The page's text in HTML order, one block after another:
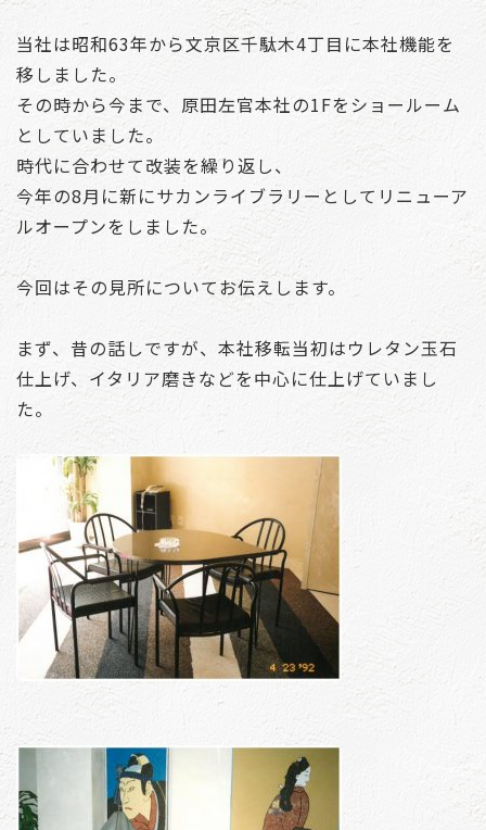
当社は昭和63年から文京区千駄木4丁目に本社機能を
移しました。
その時から今まで、原田左官本社の1Fをショールーム
としていました。
時代に合わせて改装を繰り返し、
今年の8月に新にサカンライブラリーとしてリニューア
ルオープンをしました。
今回はその見所についてお伝えします。
まず、昔の話しですが、本社移転当初はウレタン玉石
仕上げ、イタリア磨きなどを中心に仕上げていまし
た。